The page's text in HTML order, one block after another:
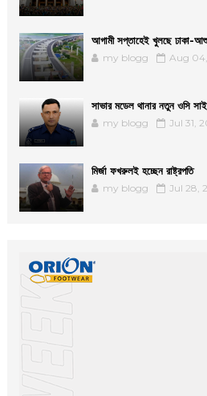
আগামী সপ্তাহেই খুলছে ঢাকা-
my blogg Aug
সাভার মডেল থানার নতুন ওসি
my blogg Jul 31,
মির্জা ফখরুলই হচ্ছেন রাষ্ট্রপতি
my blogg Jul 28,